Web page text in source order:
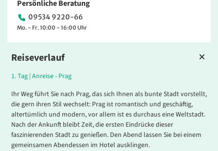
Reiseverlauf
1.Tag | Anreise - Prag
Ihr Weg führt Sie nach Prag, das sich Ihnen als bunte Stadt vorstellt,
die gern ihren Stil wechselt: Prag ist romantisch und geschäftig,
altertümlich und modern, vor allem ist es durchaus eine Weltstadt.
Nach der Ankunft bleibt Zeit, die ersten Eindrücke dieser
faszinierenden Stadt zu genießen. Den Abend lassen Sie bei einem
gemeinsamen Abendessen im Hotel ausklingen.
Persönliche Beratung
09534 9220-66
Mo. - Fr. 10:00 - 16:00 Uhr